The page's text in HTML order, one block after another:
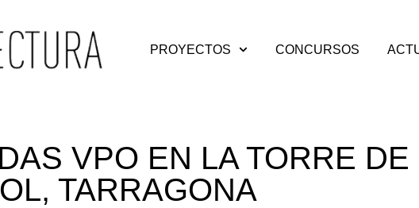
PROYECTOS CONCURSOS
VPO EN LA TORRE DE
TARRAGONA